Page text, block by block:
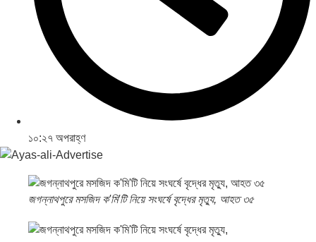
১০:২৭ অপরাহ্ণ
জগন্নাথপুরে মসজিদ ক'মি'টি নিয়ে সংঘর্ষে বৃদ্ধের মৃত্যু, আহত ৩৫